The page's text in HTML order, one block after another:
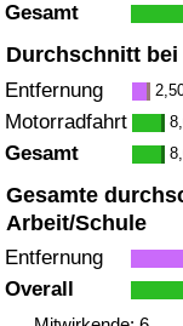
Gesamt
Durchschnitt
Entfernung
Motorradfahrt
Gesamt
Gesamte
Arbeit/Schule
Entfernung
Overall